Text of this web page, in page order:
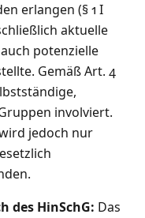
erlangen (§ 1 I
aktuelle
potenzielle
Gemäß Art. 4
involviert.
jedoch nur
des HinSchG: Das